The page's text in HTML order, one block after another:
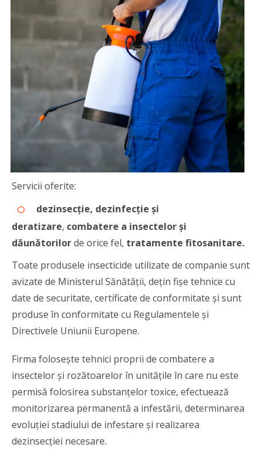
Servicii oferite:
dezinsecție, dezinfecție și
deratizare, combatere a insectelor și
dăunătorilorde orice fel, tratamente fitosanitare.
Toate produsele insecticide utilizate de companie sunt
avizate de Ministerul Sănătății, dețin fișe tehnice cu
date de securitate, certificate de conformitate și sunt
produse în conformitate cu Regulamentele și
Directivele Uniunii Europene.
Firma folosește tehnici proprii de combatere a
insectelor și rozătoarelor în unitățile în care nu este
permisă folosirea substanțelor toxice, efectuează
monitorizarea permanentă a infestării, determinarea
evoluției stadiului de infestare și realizarea
dezinsecției necesare.